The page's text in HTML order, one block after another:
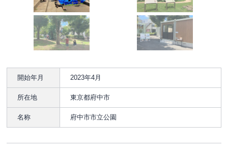
開始年月 2023年4月
所在地 東京都府中市
名称 府中市市立公園